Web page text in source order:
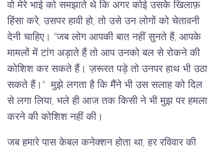
वो मेरे भाई को समझाते थे कि अगर कोई उसके खिलाफ़
हिंसा करे, उसपर हावी हो, तो उसे उन लोगों को चेतावनी
देनी चाहिए। "जब लोग आपकी बात नहीं सुनते हैं, आपके
मामलों में टांग अड़ाते हैं तो आप उनको बल से रोकने की
कोशिश कर सकते हैं। ज़रूरत पड़े तो उनपर हाथ भी उठा
सकते हैं।" मुझे लगता है कि मैंने भी उस सलाह को दिल
से लगा लिया, भले ही आज तक किसी ने भी मुझ पर हमला
करने की कोशिश नहीं की।
जब हमारे पास केबल कनेक्शन होता था, हर रविवार की